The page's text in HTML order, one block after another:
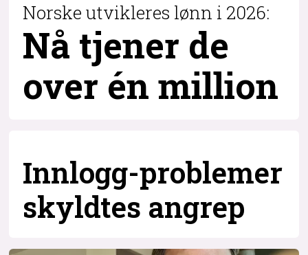
Norske utvikleres lønn i 2026:
Nå tjener de
over én million
Innlogg-problemer
skyldtes angrep